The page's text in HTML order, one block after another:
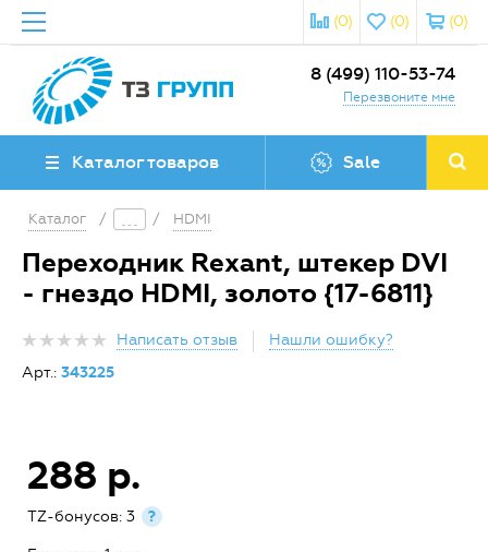
(0)
(0)
(0)
8 (499) 110-53-74
Перезвоните мне
Каталог товаров Sale
Каталог / / HDMI
Переходник Rexant, штекер DVI
- гнездо HDMI, золото {17-6811}
Написать отзыв
Нашли ошибку?
Арт.: 343225
288 р.
TZ-бонусов: 3 ?